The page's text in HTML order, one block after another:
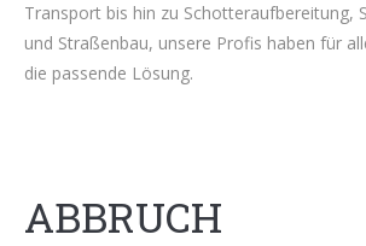
Transport bis hin zu Schotteraufbereitung,
und Straßenbau, unsere Profis haben für
die passende Lösung.
ABBRUCH